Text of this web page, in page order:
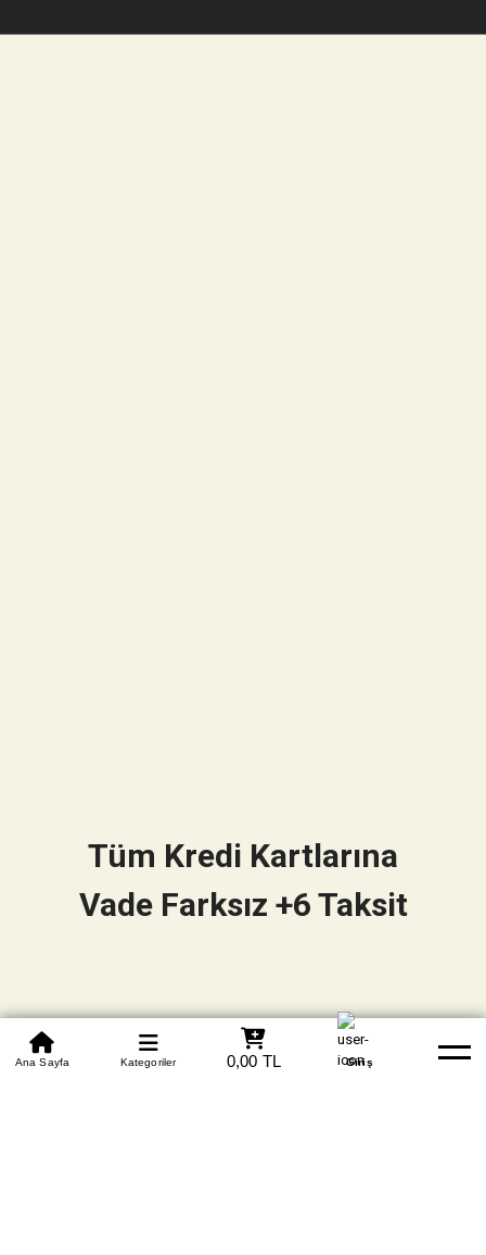
0850 305 09 70
Beden Tablosu Banka Hesapları Whatsapp Yardım
Ana Sayfa Kategoriler 0,00 TL Giriş
Tüm Kredi Kartlarına
Vade Farksız +6 Taksit